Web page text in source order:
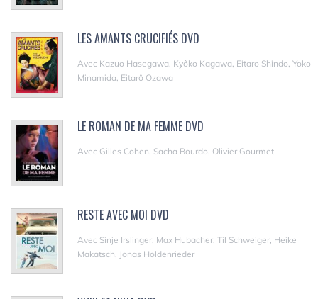
LES AMANTS CRUCIFIÉS DVD
Avec Kazuo Hasegawa, Kyôko Kagawa, Eitaro Shindo, Yoko
Minamida, Eitarô Ozawa
LE ROMAN DE MA FEMME DVD
Avec Gilles Cohen, Sacha Bourdo, Olivier Gourmet
RESTE AVEC MOI DVD
Avec Sinje Irslinger, Max Hubacher, Til Schweiger, Heike
Makatsch, Jonas Holdenrieder